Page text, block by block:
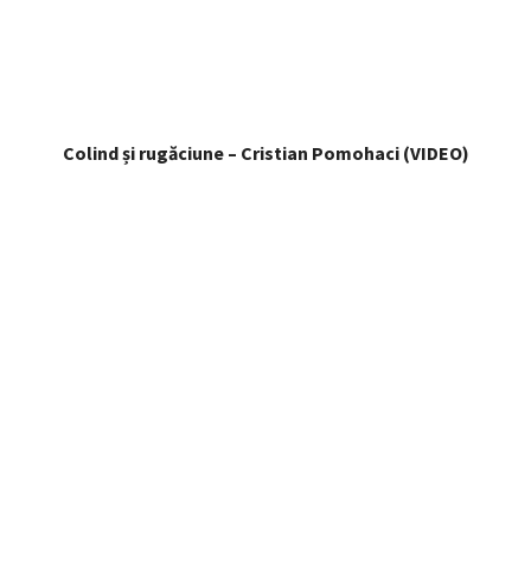
Colind și rugăciune – Cristian Pomohaci (VIDEO)